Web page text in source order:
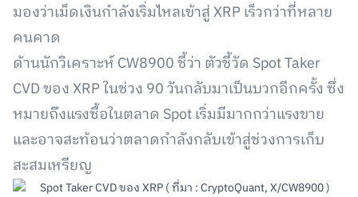
มองว่าเม็ดเงินกำลังเริ่มไหลเข้าสู่ XRP เร็วกว่าที่หลาย
คนคาด
ด้านนักวิเคราะห์ CW8900 ชี้ว่า ตัวชี้วัด Spot Taker
CVD ของ XRP ในช่วง 90 วันกลับมาเป็นบวกอีกครั้ง ซึ่ง
หมายถึงแรงซื้อในตลาด Spot เริ่มมีมากกว่าแรงขาย
และอาจสะท้อนว่าตลาดกำลังกลับเข้าสู่ช่วงการเก็บ
สะสมเหรียญ